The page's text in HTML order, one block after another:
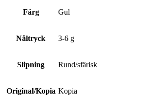
Färg Gul
Nåltryck 3-6 g
Slipning Rund/sfärisk
Original/Kopia Kopia